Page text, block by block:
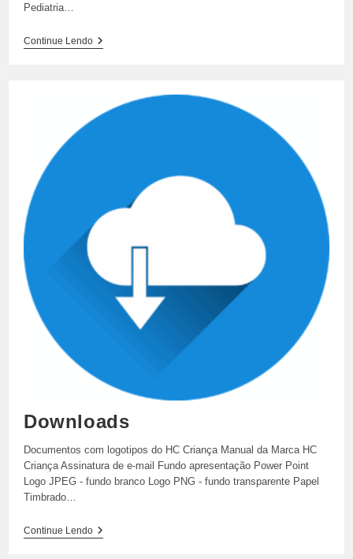
Pediatria…
Continue LendoResultado
Downloads
Documentos com logotipos do HC Criança Manual da Marca HC
Criança Assinatura de e-mail Fundo apresentação Power Point
Logo JPEG - fundo branco Logo PNG - fundo transparente Papel
Timbrado…
Continue LendoDownloads